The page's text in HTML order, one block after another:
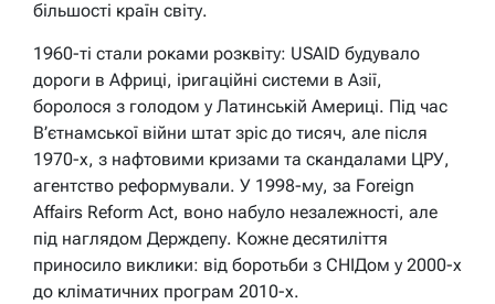
більшості країн світу.
1960-ті стали роками розквіту: USAID будувало
дороги в Африці, іригаційні системи в Азії,
боролося з голодом у Латинській Америці. Під час
В’єтнамської війни штат зріс до тисяч, але після
1970-х, з нафтовими кризами та скандалами ЦРУ,
агентство реформували. У 1998-му, за Foreign
Affairs Reform Act, воно набуло незалежності, але
під наглядом Держдепу. Кожне десятиліття
приносило виклики: від боротьби з СНІДом у 2000-х
до кліматичних програм 2010-х.